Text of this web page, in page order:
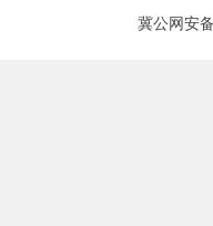
冀公网安